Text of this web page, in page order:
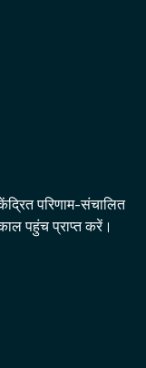
परिणाम-संचालित
पहुंच प्राप्त करें।